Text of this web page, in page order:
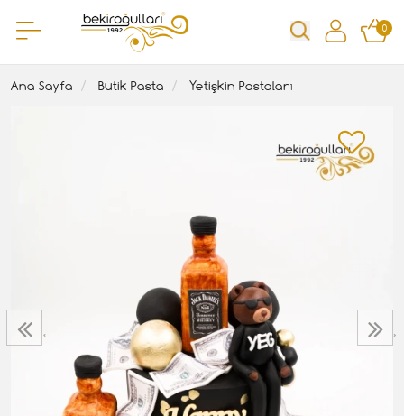
0
Ana Sayfa Butik Pasta Yetişkin Pastaları
‹ ›